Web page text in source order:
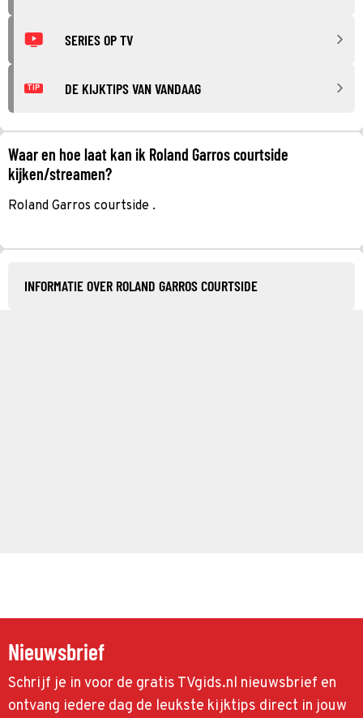
SERIES OP TV
TIP DE KIJKTIPS VAN VANDAAG
Waar en hoe laat kan ik Roland Garros courtside
kijken/streamen?
Roland Garros courtside .
INFORMATIE OVER ROLAND GARROS COURTSIDE
Nieuwsbrief
Schrijf je in voor de gratis TVgids.nl nieuwsbrief en
ontvang iedere dag de leukste kijktips direct in jouw